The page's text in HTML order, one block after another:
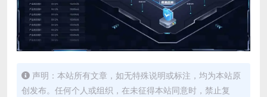
声明：本站所有文章，如无特殊说明或标注，均为本站原
创发布。任何个人或组织，在未征得本站同意时，禁止复